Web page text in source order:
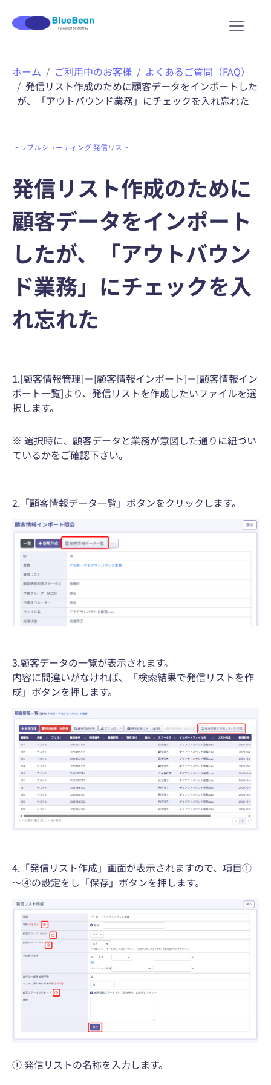
ホーム ご利用中のお客様
よくあるご質問（FAQ）
発信リスト作成のために顧客データをインポートした
が、「アウトバウンド業務」にチェックを入れ忘れた
トラブルシューティング発信リスト
発信リスト作成のために
顧客データをインポート
したが、「アウトバウン
ド業務」にチェックを入
れ忘れた
1.[顧客情報管理]－[顧客情報インポート]－[顧客情報イン
ポート一覧]より、発信リストを作成したいファイルを選
択します。
※ 選択時に、顧客データと業務が意図した通りに紐づい
ているかをご確認下さい。
2.「顧客情報データ一覧」ボタンをクリックします。
3.顧客データの一覧が表示されます。
内容に間違いがなければ、「検索結果で発信リストを作
成」ボタンを押します。
4.「発信リスト作成」画面が表示されますので、項目①
～④の設定をし「保存」ボタンを押します。
① 発信リストの名称を入力します。